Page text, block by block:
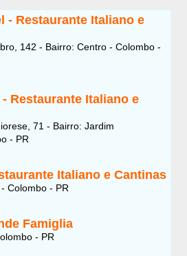
- Restaurante Italiano e
142 - Bairro: Centro - Colombo -
Restaurante Italiano e
71 - Bairro: Jardim
- PR
Italiano e Cantinas
Colombo - PR
Famiglia
- PR